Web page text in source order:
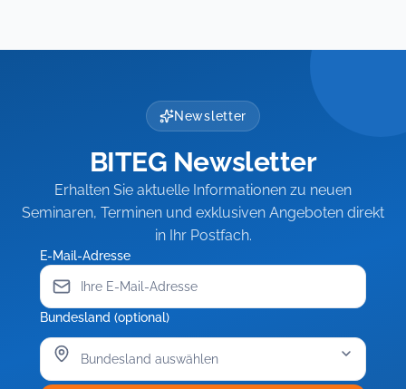
Newsletter
BITEG Newsletter
Erhalten Sie aktuelle Informationen zu neuen
Seminaren, Terminen und exklusiven Angeboten direkt
in Ihr Postfach.
E-Mail-Adresse
Bundesland (optional)